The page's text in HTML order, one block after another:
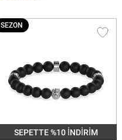
SEPETTE %10 İNDİRİM
SEZON